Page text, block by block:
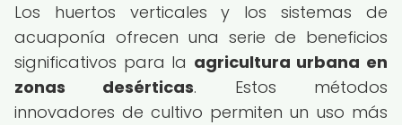
Los huertos verticales y los sistemas de
acuaponía ofrecen una serie de beneficios
significativos para la agricultura urbana en
zonas desérticas. Estos métodos
innovadores de cultivo permiten un uso más